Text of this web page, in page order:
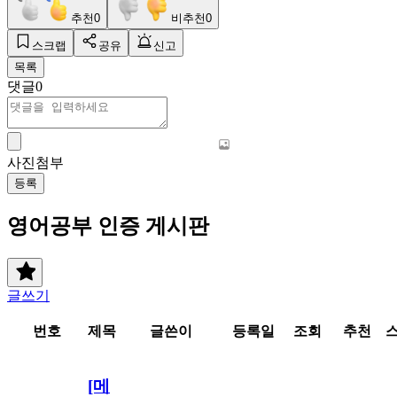
추천0 비추천0
스크랩 공유
신고
목록
댓글0
사진첨부
등록
영어공부 인증 게시판
글쓰기
번호 제목 글쓴이 등록일 조회 추천
[메